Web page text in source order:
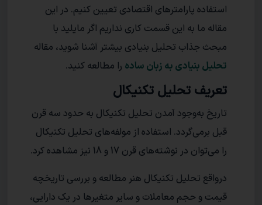
استفاده پارامترهای اقتصادی تعیین کنیم. در این
مقاله ما به این قسمت کاری نداریم اگر مایلید با
مبحث جذاب تحلیل بنیادی بیشتر آشنا شوید، مقاله
تحلیل بنیادی به زبان ساده را مطالعه کنید.
تعریف تحلیل تکنیکال
تاریخ به‌وجود آمدن تحلیل تکنیکال به حدود سه قرن
قبل برمی‌گردد. استفاده از مولفه‌های تحلیل تکنیکال
را می‌توان در نوشته‌های قرن 17 و 18 نیز مشاهده کرد.
درواقع تحلیل تکنیکال هنر مطالعه و بررسی تاریخچه
قیمت و حجم معاملات و سایر متغیرها در یک دارایی،